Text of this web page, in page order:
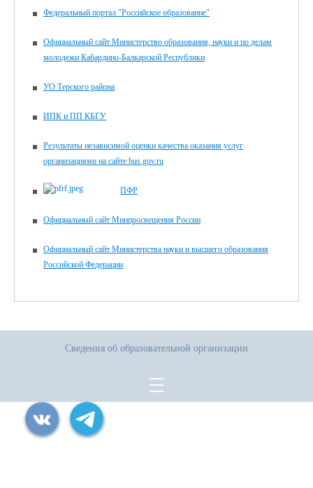
Федеральный портал "Российское образование"
Официальный сайт Министерство образования, науки и по делам
молодежи Кабардино-Балкарской Республики
УО Терского района
ИПК и ПП КБГУ
Результаты независимой оценки качества оказания услуг
организациями на сайте bus.gov.ru
ПФР
Официальный сайт Минпросвещения России
Официальный сайт Министерства науки и высшего образования
Российской Федерации
Сведения об образовательной организации